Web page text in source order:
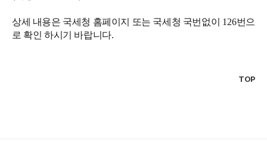
상세 내용은 국세청 홈페이지 또는 국세청 국번없이 126번으
로 확인 하시기 바랍니다.
TOP